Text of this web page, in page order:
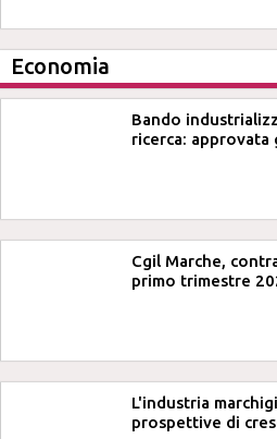
Economia
Bando
ricerca: approvata
Cgil Marche,
primo trimestre
L'industria
prospettive di